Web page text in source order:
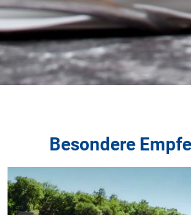
Besondere